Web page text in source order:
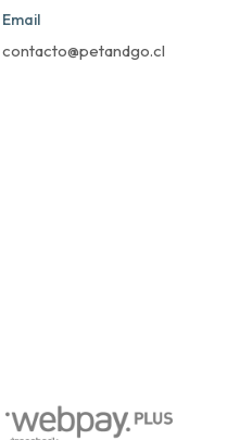
Email
contacto@petandgo.cl